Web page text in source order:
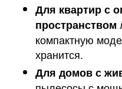
Для квартир с
пространством
компактную
хранится.
Для домов с